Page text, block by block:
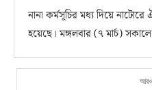
নানা কর্মসূচির মধ্য দিয়ে নাটোরে
হয়েছে। মঙ্গলবার (৭ মার্চ)
আরও